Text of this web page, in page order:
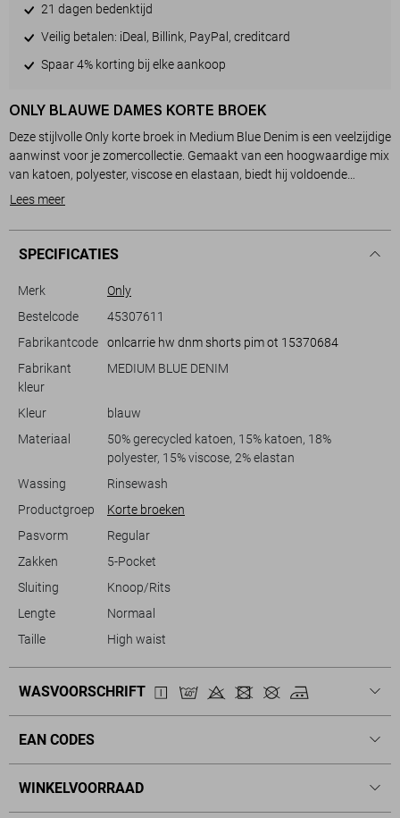
21 dagen bedenktijd
Veilig betalen: iDeal, Billink, PayPal, creditcard
Spaar 4% korting bij elke aankoop
ONLY BLAUWE DAMES KORTE BROEK
Deze stijlvolle Only korte broek in Medium Blue Denim is een veelzijdige
aanwinst voor je zomercollectie. Gemaakt van een hoogwaardige mix
van katoen, polyester, viscose en elastaan, biedt hij voldoende
comfort en ademend vermogen tijdens warme dagen. De broek heeft
mooi accentueert. De klassieke 5-pocket stijl geeft de broek een
tijdloze uitstraling, terwijl de knoop- en ritssluiting praktische details
gelegenheden, of je nu een dagje naar het strand gaat of een
informeel samenzijn met vrienden hebt. De subtiele rinsewash zorgt
voor een verfijnde look die eenvoudig te combineren is met zowel
casual als meer aangeklede outfits. Combineer met een luchtige
een relaxte, dagelijkse stijl. Met deze Only korte broek ben je klaar voor
elke zomerse dag.
Lees meer
SPECIFICATIES
Merk
Only
Bestelcode
45307611
Fabrikantcode
onlcarrie hw dnm shorts pim ot 15370684
Fabrikant
kleur
MEDIUM BLUE DENIM
Kleur
blauw
Materiaal
50% gerecycled katoen, 15% katoen, 18%
polyester, 15% viscose, 2% elastan
Wassing
Rinsewash
Productgroep
Korte broeken
Pasvorm
Regular
Zakken
5-Pocket
Sluiting
Knoop/Rits
Lengte
Normaal
Taille
High waist
WASVOORSCHRIFT
EAN CODES
WINKELVOORRAAD